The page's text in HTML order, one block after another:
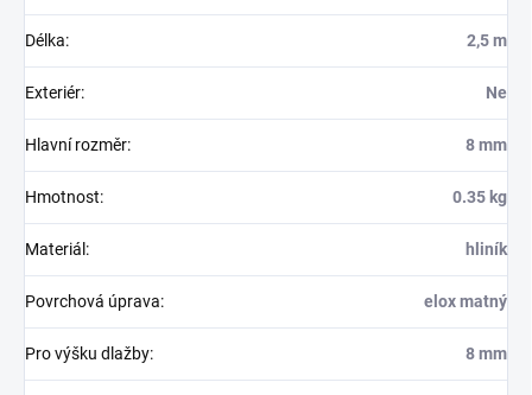
Délka: 2,5 m
Exteriér: Ne
Hlavní rozměr: 8 mm
Hmotnost: 0.35 kg
Materiál : hliník
Povrchová úprava: elox matný
Pro výšku dlažby: 8 mm